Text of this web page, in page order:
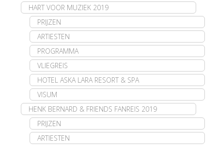
HART VOOR MUZIEK 2019
PRIJZEN
ARTIESTEN
PROGRAMMA
VLIEGREIS
HOTEL ASKA LARA RESORT & SPA
VISUM
HENK BERNARD & FRIENDS FANREIS 2019
PRIJZEN
ARTIESTEN